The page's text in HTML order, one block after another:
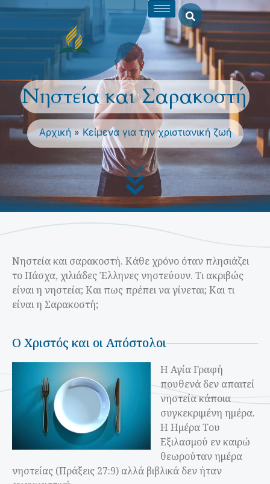
Νηστεία και Σαρακοστή
Αρχική»Κείμενα για την χριστιανική ζωή
Νηστεία και σαρακοστή. Κάθε χρόνο όταν πλησιάζει
το Πάσχα, χιλιάδες Έλληνες νηστεύουν. Τι ακριβώς
είναι η νηστεία; Και πως πρέπει να γίνεται; Και τι
είναι η Σαρακοστή;
Ο Χριστός και οι Απόστολοι
Η Αγία Γραφή
πουθενά δεν απαιτεί
νηστεία κάποια
συγκεκριμένη ημέρα.
Η Ημέρα Του
Εξιλασμού εν καιρώ
θεωρούταν ημέρα
νηστείας (Πράξεις 27:9) αλλά βιβλικά δεν ήταν